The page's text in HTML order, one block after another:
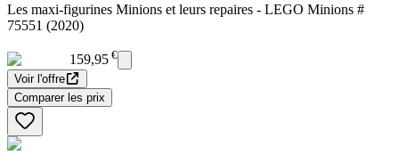
Les maxi-figurines Minions et leurs repaires - LEGO Minions #
75551 (2020)
159,95 €
Voir l'offre
Comparer les prix